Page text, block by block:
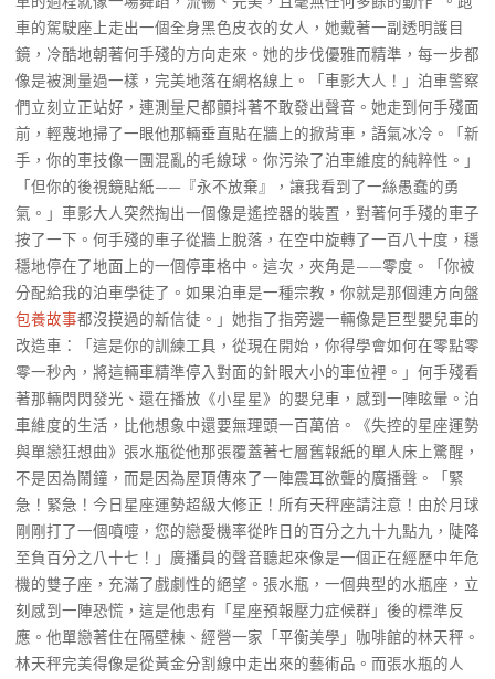
車的駕駛座上走出一個全身黑色皮衣的女人，她戴著一副透明護目
鏡，冷酷地朝著何手殘的方向走來。她的步伐優雅而精準，每一步都
像是被測量過一樣，完美地落在網格線上。「車影大人！」泊車警察
們立刻立正站好，連測量尺都顫抖著不敢發出聲音。她走到何手殘面
前，輕蔑地掃了一眼他那輛垂直貼在牆上的掀背車，語氣冰冷。「新
手，你的車技像一團混亂的毛線球。你污染了泊車維度的純粹性。」
「但你的後視鏡貼紙——『永不放棄』，讓我看到了一絲愚蠢的勇
氣。」車影大人突然掏出一個像是遙控器的裝置，對著何手殘的車子
按了一下。何手殘的車子從牆上脫落，在空中旋轉了一百八十度，穩
穩地停在了地面上的一個停車格中。這次，夾角是——零度。「你被
分配給我的泊車學徒了。如果泊車是一種宗教，你就是那個連方向盤
包養故事都沒摸過的新信徒。」她指了指旁邊一輛像是巨型嬰兒車的
改造車：「這是你的訓練工具，從現在開始，你得學會如何在零點零
零一秒內，將這輛車精準停入對面的針眼大小的車位裡。」何手殘看
著那輛閃閃發光、還在播放《小星星》的嬰兒車，感到一陣眩暈。泊
車維度的生活，比他想象中還要無理頭一百萬倍。《失控的星座運勢
與單戀狂想曲》張水瓶從他那張覆蓋著七層舊報紙的單人床上驚醒，
不是因為鬧鐘，而是因為屋頂傳來了一陣震耳欲聾的廣播聲。「緊
急！緊急！今日星座運勢超級大修正！所有天秤座請注意！由於月球
剛剛打了一個噴嚏，您的戀愛機率從昨日的百分之九十九點九，陡降
至負百分之八十七！」廣播員的聲音聽起來像是一個正在經歷中年危
機的雙子座，充滿了戲劇性的絕望。張水瓶，一個典型的水瓶座，立
刻感到一陣恐慌，這是他患有「星座預報壓力症候群」後的標準反
應。他單戀著住在隔壁棟、經營一家「平衡美學」咖啡館的林天秤。
林天秤完美得像是從黃金分割線中走出來的藝術品。而張水瓶的人